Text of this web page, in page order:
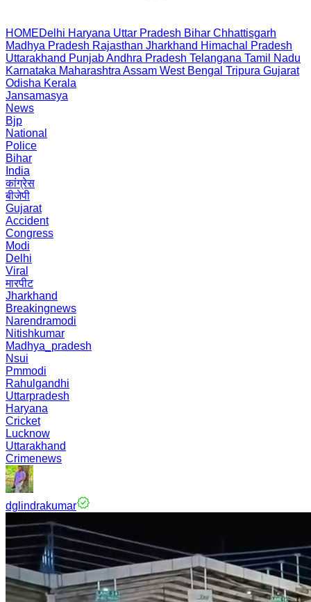
HOMEDelhi Haryana Uttar Pradesh Bihar Chhattisgarh
Madhya Pradesh Rajasthan Jharkhand Himachal Pradesh
Uttarakhand PunjabAndhra Pradesh Telangana Tamil Nadu
Karnataka Maharashtra Assam West Bengal Tripura Gujarat
Odisha Kerala
Jansamasya
News
Bjp
National
Police
Bihar
India
कांग्रेस
बीजेपी
Gujarat
Accident
Congress
Modi
Delhi
Viral
मारपीट
Jharkhand
Breakingnews
Narendramodi
Nitishkumar
Madhya_pradesh
Nsui
Pmmodi
Rahulgandhi
Uttarpradesh
Haryana
Cricket
Lucknow
Uttarakhand
Crimenews
dglindrakumar